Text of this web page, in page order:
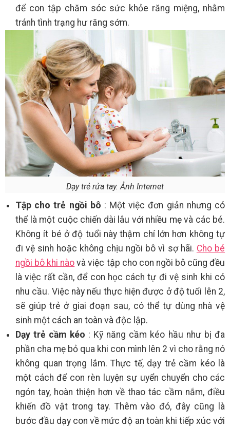
để con tập chăm sóc sức khỏe răng miệng, nhằm
tránh tình trạng hư răng sớm.
Dạy trẻ rửa tay. Ảnh Internet
Tập cho trẻ ngồi bô : Một việc đơn giản nhưng có
thể là một cuộc chiến dài lâu với nhiều mẹ và các bé.
Không ít bé ở độ tuổi này thậm chí lớn hơn không tự
đi vệ sinh hoặc không chịu ngồi bô vì sợ hãi. Cho bé
ngồi bô khi nào và việc tập cho con ngồi bô cũng đều
là việc rất cần, để con học cách tự đi vệ sinh khi có
nhu cầu. Việc này nếu thực hiện được ở độ tuổi lên 2,
sẽ giúp trẻ ở giai đoạn sau, có thể tự dùng nhà vệ
sinh một cách an toàn và độc lập.
Dạy trẻ cầm kéo : Kỹ năng cầm kéo hầu như bị đa
phần cha mẹ bỏ qua khi con mình lên 2 vì cho rằng nó
không quan trọng lắm. Thực tế, dạy trẻ cầm kéo là
một cách để con rèn luyện sự uyển chuyển cho các
ngón tay, hoàn thiện hơn về thao tác cầm nắm, điều
khiển đồ vật trong tay. Thêm vào đó, đây cũng là
bước đầu dạy con về mức độ an toàn khi tiếp xúc với